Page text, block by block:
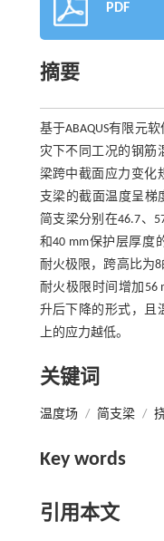
PDF
摘要
基于ABAQUS有限元
灾下不同工况的钢筋
梁跨中截面应力变化
支梁的截面温度呈梯
简支梁分别在46.7、
和40 mm保护层厚度
耐火极限，跨高比为
耐火极限时间增加56
升后下降的形式，且
上的应力越低。
关键词
温度场 / 简支梁 /
Key words
引用本文